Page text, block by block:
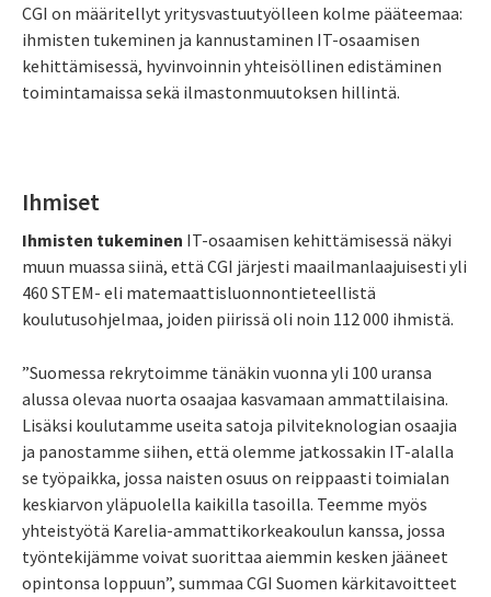
CGI on määritellyt yritysvastuutyölleen kolme pääteemaa:
ihmisten tukeminen ja kannustaminen IT-osaamisen
kehittämisessä, hyvinvoinnin yhteisöllinen edistäminen
toimintamaissa sekä ilmastonmuutoksen hillintä.
Ihmiset
Ihmisten tukeminen IT-osaamisen kehittämisessä näkyi
muun muassa siinä, että CGI järjesti maailmanlaajuisesti yli
460 STEM- eli matemaattisluonnontieteellistä
koulutusohjelmaa, joiden piirissä oli noin 112 000 ihmistä.
”Suomessa rekrytoimme tänäkin vuonna yli 100 uransa
alussa olevaa nuorta osaajaa kasvamaan ammattilaisina.
Lisäksi koulutamme useita satoja pilviteknologian osaajia
ja panostamme siihen, että olemme jatkossakin IT-alalla
se työpaikka, jossa naisten osuus on reippaasti toimialan
keskiarvon yläpuolella kaikilla tasoilla. Teemme myös
yhteistyötä Karelia-ammattikorkeakoulun kanssa, jossa
työntekijämme voivat suorittaa aiemmin kesken jääneet
opintonsa loppuun”, summaa CGI Suomen kärkitavoitteet